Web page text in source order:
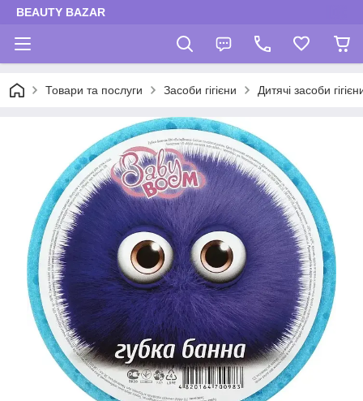
BEAUTY BAZAR
Товари та послуги Засоби гігієни Дитячі засоби